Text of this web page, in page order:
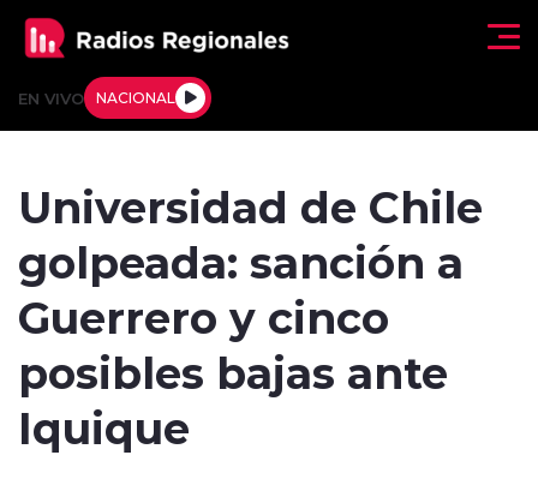
EN VIVO NACIONAL
Tendencias
Deportes
Internacional
Universidad de Chile
golpeada: sanción a
Guerrero y cinco
posibles bajas ante
Iquique